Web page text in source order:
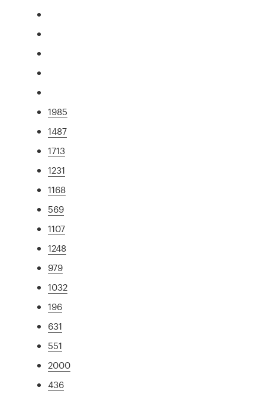
1985
1487
1713
1231
1168
569
1107
1248
979
1032
196
631
551
2000
436